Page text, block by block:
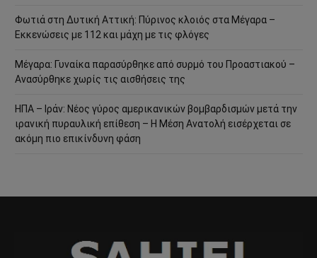
Φωτιά στη Δυτική Αττική: Πύρινος κλοιός στα Μέγαρα –
Εκκενώσεις με 112 και μάχη με τις φλόγες
Μέγαρα: Γυναίκα παρασύρθηκε από συρμό του Προαστιακού –
Ανασύρθηκε χωρίς τις αισθήσεις της
ΗΠΑ – Ιράν: Νέος γύρος αμερικανικών βομβαρδισμών μετά την
ιρανική πυραυλική επίθεση – Η Μέση Ανατολή εισέρχεται σε
ακόμη πιο επικίνδυνη φάση